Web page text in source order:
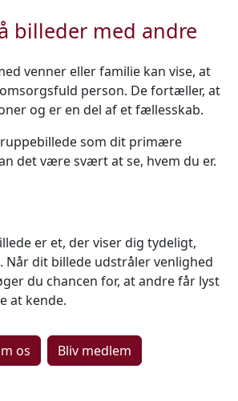
billeder med andre
venner eller familie kan vise, at
person. De fortæller, at
og er en del af et fællesskab.
som dit primære
det være svært at se, hvem du er.
er et, der viser dig tydeligt,
dit billede udstråler venlighed
du chancen for, at andre får lyst
at kende.
os Bliv medlem